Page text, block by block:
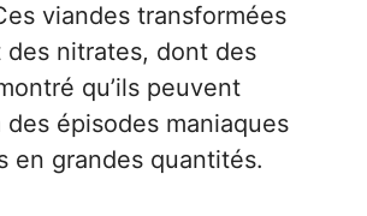
viandes transformées
nitrates, dont des
qu’ils peuvent
épisodes maniaques
en grandes quantités.